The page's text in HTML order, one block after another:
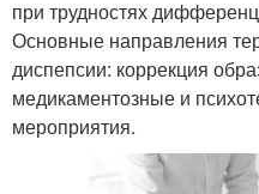
при трудностях
Основные направления
диспепсии: коррекция
медикаментозные и
мероприятия.